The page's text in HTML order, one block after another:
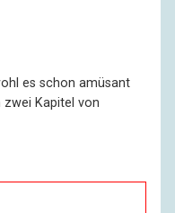
es schon amüsant
Kapitel von